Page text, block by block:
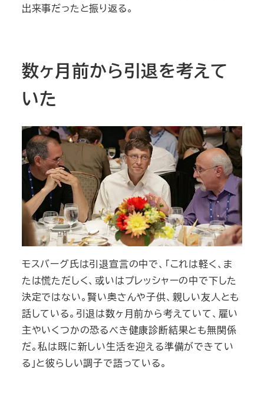
出来事だったと振り返る。
数ヶ月前から引退を考えて
いた
モスバーグ氏は引退宣言の中で、「これは軽く、ま
たは慌ただしく、或いはプレッシャーの中で下した
決定ではない。賢い奥さんや子供、親しい友人とも
話している。引退は数ヶ月前から考えていて、雇い
主やいくつかの恐るべき健康診断結果とも無関係
だ。私は既に新しい生活を迎える準備ができてい
る」と彼らしい調子で語っている。